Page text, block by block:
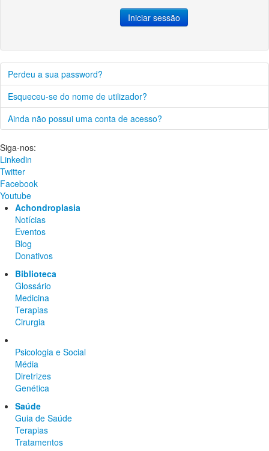
Iniciar sessão
Perdeu a sua password?
Esqueceu-se do nome de utilizador?
Ainda não possui uma conta de acesso?
Siga-nos:
Linkedin
Twitter
Facebook
Youtube
Achondroplasia
Notícias
Eventos
Blog
Donativos
Biblioteca
Glossário
Medicina
Terapias
Cirurgia
Psicologia e Social
Média
Diretrizes
Genética
Saúde
Guia de Saúde
Terapias
Tratamentos